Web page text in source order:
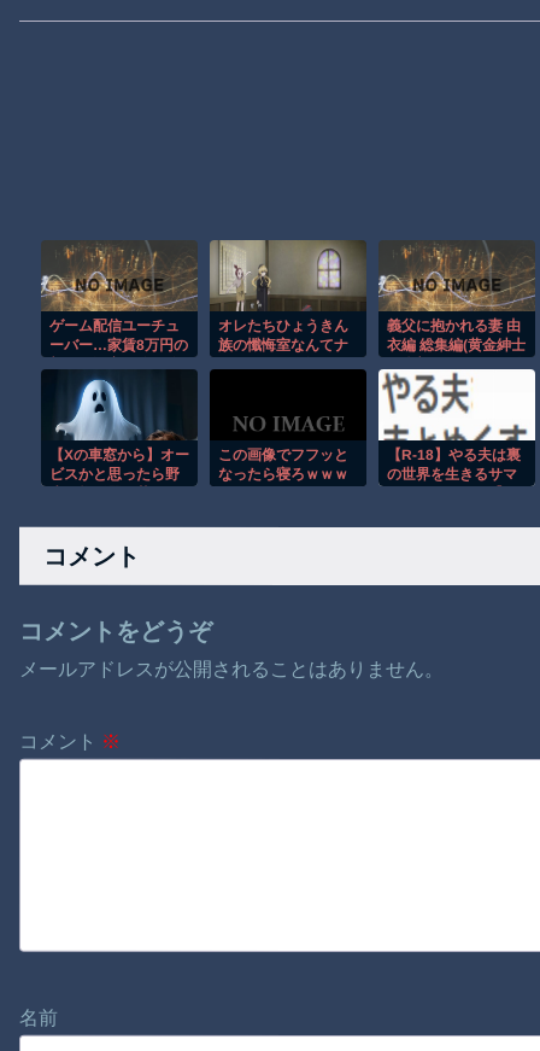
ゲーム配信ユーチュ
ーバー…家賃8万円の
理会社から厳重注意
されてお気持ち表明
オレたちひょうきん
族の懺悔室なんてナ
義父に抱かれる妻 由
衣編 総集編(黄金紳士
【Xの車窓から】オー
ビスかと思ったら野
この画像でフフッと
なったら寝ろｗｗｗ
【R-18】やる夫は裏
の世界を生きるサマ
ン】 第１話 デビ
コメント
コメントをどうぞ
メールアドレスが公開されることはありません。
コメント ※
名前